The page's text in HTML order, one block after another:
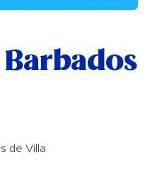
de Villa